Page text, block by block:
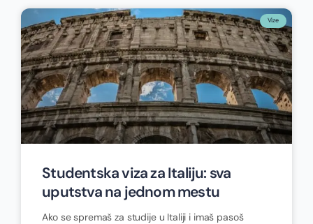
Vize
Studentska viza za Italiju: sva
uputstva na jednom mestu
Ako se spremaš za studije u Italiji i imaš pasoš